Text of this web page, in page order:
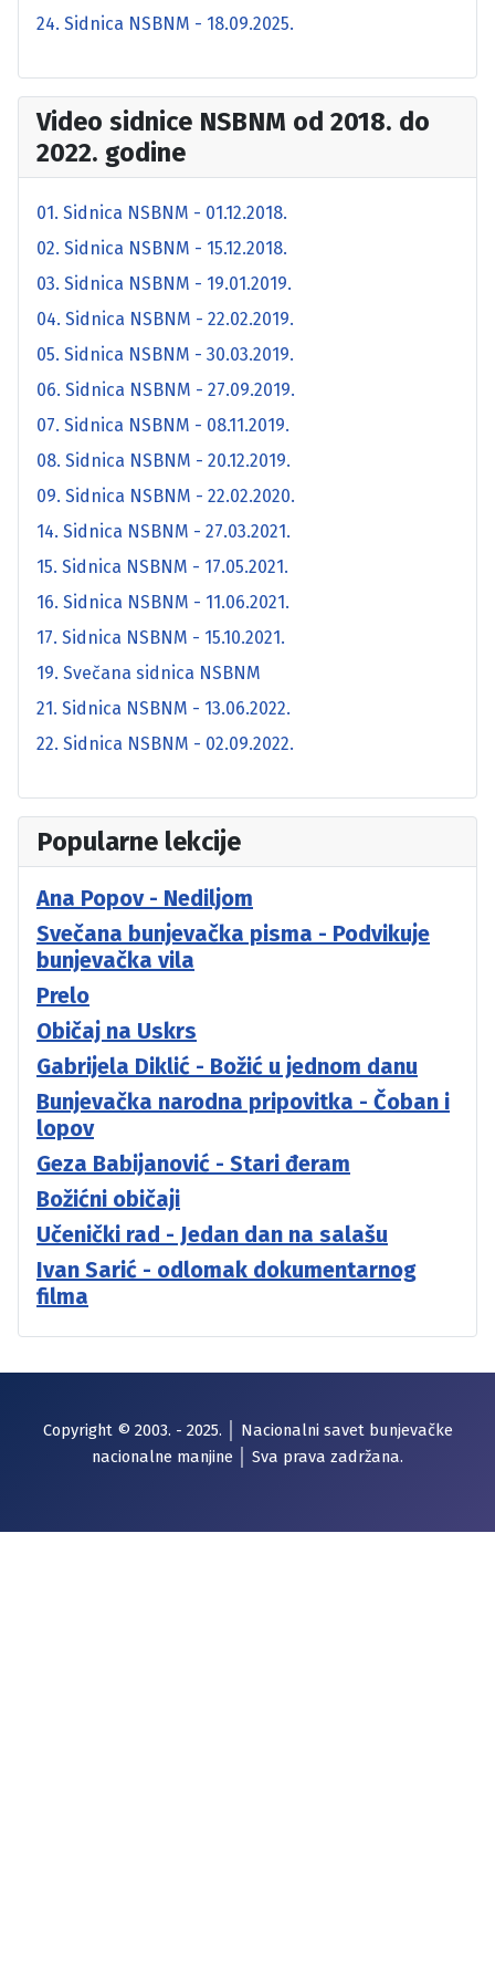
24. Sidnica NSBNM - 18.09.2025.
Video sidnice NSBNM od 2018. do
2022. godine
01. Sidnica NSBNM - 01.12.2018.
02. Sidnica NSBNM - 15.12.2018.
03. Sidnica NSBNM - 19.01.2019.
04. Sidnica NSBNM - 22.02.2019.
05. Sidnica NSBNM - 30.03.2019.
06. Sidnica NSBNM - 27.09.2019.
07. Sidnica NSBNM - 08.11.2019.
08. Sidnica NSBNM - 20.12.2019.
09. Sidnica NSBNM - 22.02.2020.
14. Sidnica NSBNM - 27.03.2021.
15. Sidnica NSBNM - 17.05.2021.
16. Sidnica NSBNM - 11.06.2021.
17. Sidnica NSBNM - 15.10.2021.
19. Svečana sidnica NSBNM
21. Sidnica NSBNM - 13.06.2022.
22. Sidnica NSBNM - 02.09.2022.
Popularne lekcije
Ana Popov - Nediljom
Svečana bunjevačka pisma - Podvikuje
bunjevačka vila
Prelo
Običaj na Uskrs
Gabrijela Diklić - Božić u jednom danu
Bunjevačka narodna pripovitka - Čoban i
lopov
Geza Babijanović - Stari đeram
Božićni običaji
Učenički rad - Jedan dan na salašu
Ivan Sarić - odlomak dokumentarnog
filma
Copyright © 2003. - 2025. │ Nacionalni savet bunjevačke
nacionalne manjine │ Sva prava zadržana.